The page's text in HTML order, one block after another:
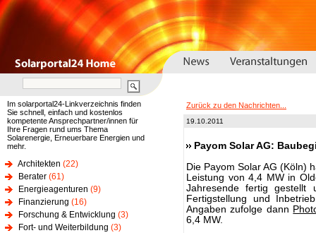
Im solarportal24-Linkverzeichnis finden
Sie schnell, einfach und kostenlos
kompetente Ansprechpartner/innen für
Ihre Fragen rund ums Thema
Solarenergie, Erneuerbare Energien und
mehr.
Architekten (22)
Berater (61)
Energieagenturen (9)
Finanzierung (16)
Forschung & Entwicklung (3)
Fort- und Weiterbildung (3)
Zurück zu den Nachrichten...
19.10.2011
Payom Solar AG:
Die Payom Solar AG (Köln)
Leistung von 4,4 MW in
Jahresende fertig gestellt
Fertigstellung und
Angaben zufolge dann
6,4 MW.